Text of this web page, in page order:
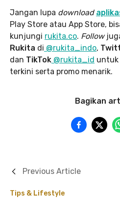
Jangan lupa download
Play Store atau App Store,
kunjungi rukita.co. Follow
Rukita di @rukita_indo,
dan TikTok @rukita_id untuk
terkini serta promo menarik.
Bagikan
Tips & Lifestyle
Previous Article